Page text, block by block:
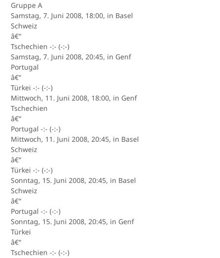
Gruppe A
Samstag, 7. Juni 2008, 18:00, in Basel
Schweiz
â€“
Tschechien -:- (-:-)
Samstag, 7. Juni 2008, 20:45, in Genf
Portugal
â€“
Türkei -:- (-:-)
Mittwoch, 11. Juni 2008, 18:00, in Genf
Tschechien
â€“
Portugal -:- (-:-)
Mittwoch, 11. Juni 2008, 20:45, in Basel
Schweiz
â€“
Türkei -:- (-:-)
Sonntag, 15. Juni 2008, 20:45, in Basel
Schweiz
â€“
Portugal -:- (-:-)
Sonntag, 15. Juni 2008, 20:45, in Genf
Türkei
â€“
Tschechien -:- (-:-)